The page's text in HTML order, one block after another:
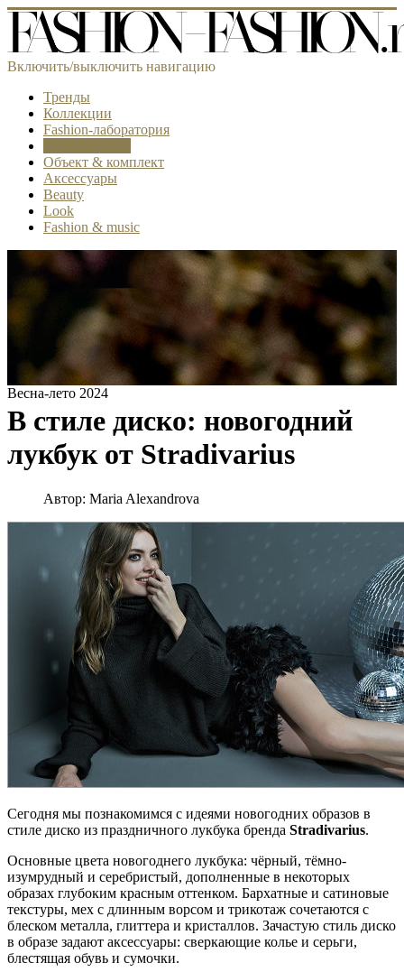
Включить/выключить навигацию
Тренды
Коллекции
Fashion-лаборатория
Объект & комплект
Аксессуары
Beauty
Look
Fashion & music
Весна-лето 2024
В стиле диско: новогодний
лукбук от Stradivarius
Автор: Maria Alexandrova
Сегодня мы познакомимся с идеями новогодних образов в
стиле диско из праздничного лукбука бренда Stradivarius.
Основные цвета новогоднего лукбука: чёрный, тёмно-
изумрудный и серебристый, дополненные в некоторых
образах глубоким красным оттенком. Бархатные и сатиновые
текстуры, мех с длинным ворсом и трикотаж сочетаются с
блеском металла, глиттера и кристаллов. Зачастую стиль диско
в образе задают аксессуары: сверкающие колье и серьги,
блестящая обувь и сумочки.